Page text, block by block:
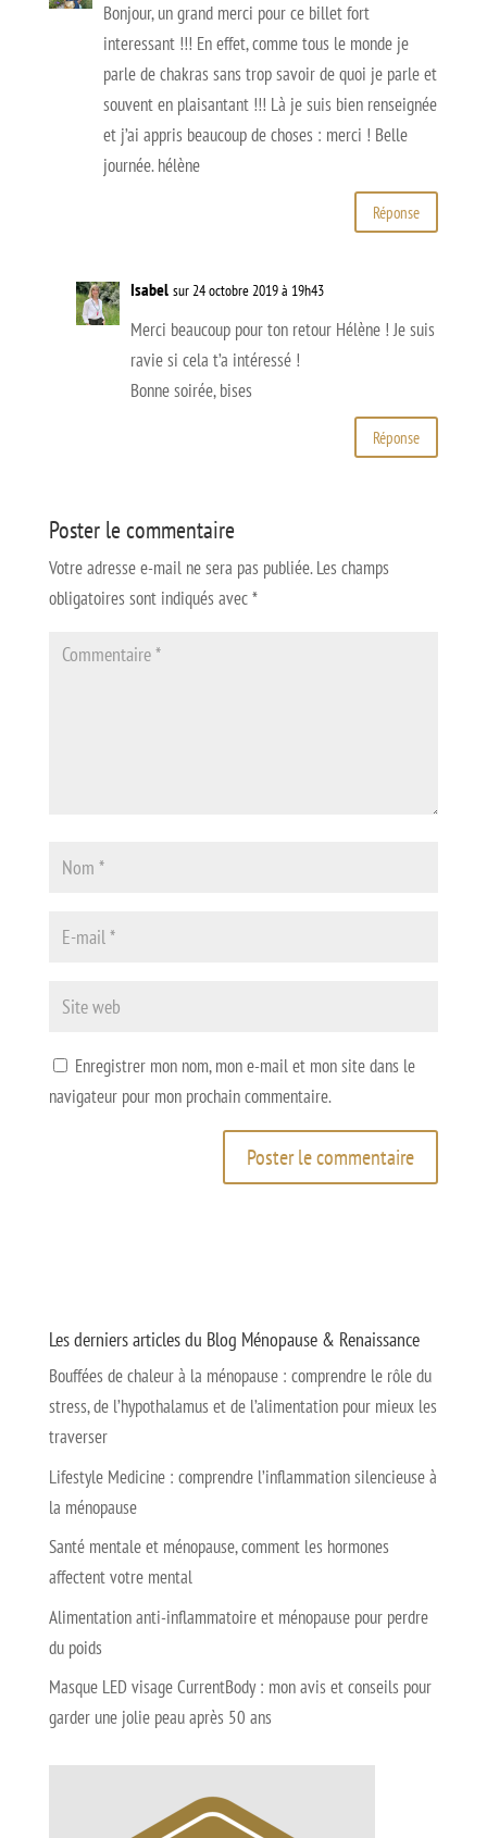
Bonjour, un grand merci pour ce billet fort
interessant !!! En effet, comme tous le monde je
parle de chakras sans trop savoir de quoi je parle et
souvent en plaisantant !!! Là je suis bien renseignée
et j’ai appris beaucoup de choses : merci ! Belle
journée. hélène
Réponse
Isabel sur 24 octobre 2019 à 19h43
Merci beaucoup pour ton retour Hélène ! Je suis
ravie si cela t’a intéressé !
Bonne soirée, bises
Réponse
Poster le commentaire
Votre adresse e-mail ne sera pas publiée. Les champs
obligatoires sont indiqués avec*
Enregistrer mon nom, mon e-mail et mon site dans le
navigateur pour mon prochain commentaire.
Les derniers articles du Blog Ménopause & Renaissance
Bouffées de chaleur à la ménopause : comprendre le rôle du
stress, de l’hypothalamus et de l’alimentation pour mieux les
traverser
Lifestyle Medicine : comprendre l’inflammation silencieuse à
la ménopause
Santé mentale et ménopause, comment les hormones
affectent votre mental
Alimentation anti-inflammatoire et ménopause pour perdre
du poids
Masque LED visage CurrentBody : mon avis et conseils pour
garder une jolie peau après 50 ans